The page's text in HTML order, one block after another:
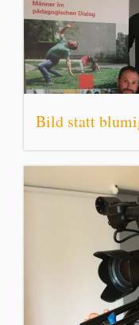
Bild statt